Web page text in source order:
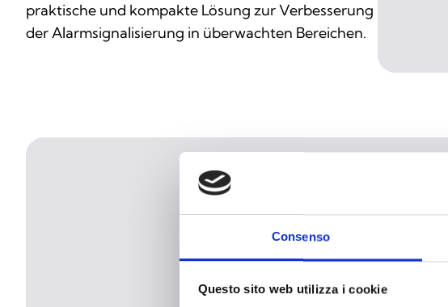
Consenso
Questo sito web utilizza i cookie
praktische und kompakte Lösung zur Verbesserung
der Alarmsignalisierung in überwachten Bereichen.